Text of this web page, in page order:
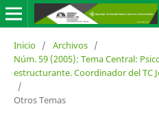
Inicio / Archivos /
Núm. 59 (2005): Tema Central:
estructurante. Coordinador del TC
/
Otros Temas